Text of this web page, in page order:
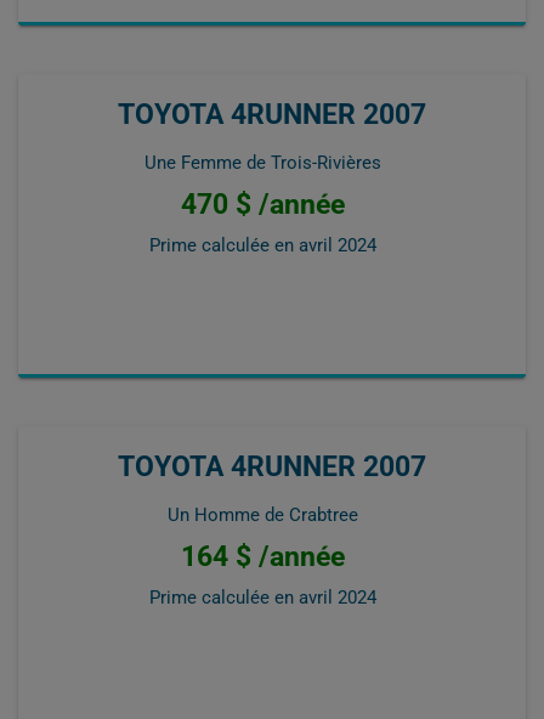
TOYOTA 4RUNNER 2007
Une Femme de Trois-Rivières
470 $ /année
Prime calculée en avril 2024
TOYOTA 4RUNNER 2007
Un Homme de Crabtree
164 $ /année
Prime calculée en avril 2024